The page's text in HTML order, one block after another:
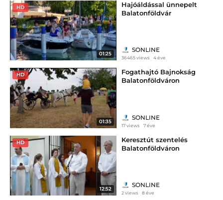
HD
01:25
Hajóáldással ünnepelt
Balatonföldvár
SONLINE
36465 views 4 éve
HD
01:35
Fogathajtó Bajnokság
Balatonföldváron
SONLINE
17 views 7 éve
HD
12:52
Keresztút szentelés
Balatonföldváron
SONLINE
2 views 8 éve